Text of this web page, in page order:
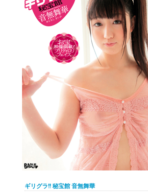
ギリグラ!! 秘宝館 音無舞華